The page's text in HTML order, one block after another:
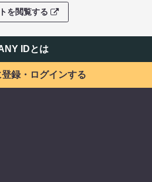
を閲覧する
IDとは
録・ログインする